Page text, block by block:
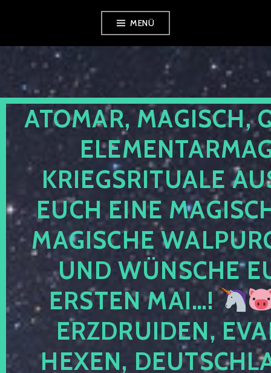
springen
MENÜ
ATOMAR, MAGISCH,
KRIEGSRITUALE
EUCH EINE
MAGISCHE
UND WÜNSCHE
ERSTEN MAI…!
ERZDRUIDEN,
HEXEN,